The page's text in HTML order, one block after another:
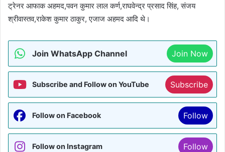
ट्रेनर आफाक अहमद,पवन कुमार लाल कर्ण,राघवेन्द्र प्रसाद सिंह, संजय
श्रीवास्तव,राकेश कुमार ठाकुर, एजाज अहमद आदि थे।
Join WhatsApp Channel Join Now
Subscribe and Follow on YouTube Subscribe
Follow on Facebook Follow
Follow on Instagram Follow